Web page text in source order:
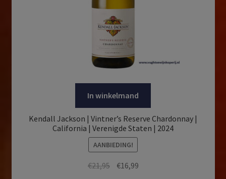
In winkelmand
Kendall Jackson | Vintner’s Reserve Chardonnay |
California | Verenigde Staten | 2024
AANBIEDING!
€21,95 Oorspronkelijke
€16,99Huidige